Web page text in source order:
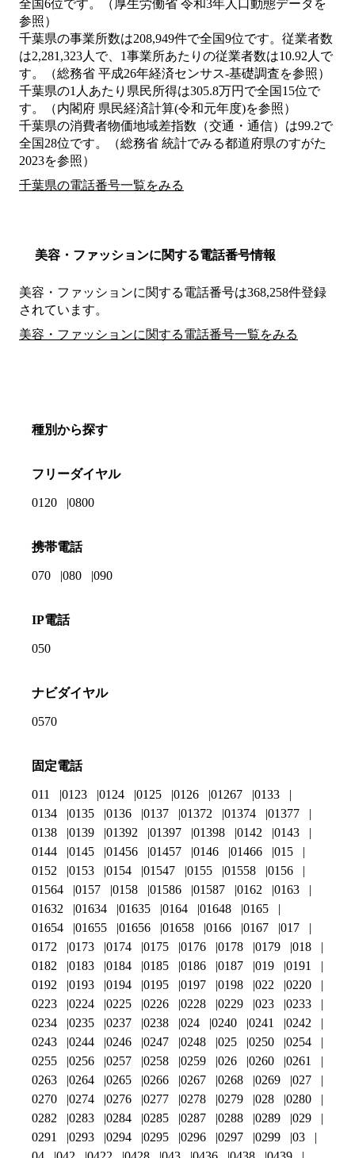
全国6位です。（厚生労働省 令和3年人口動態データを
参照）
千葉県の事業所数は208,949件で全国9位です。従業者数
は2,281,323人で、1事業所あたりの従業者数は10.92人で
す。（総務省 平成26年経済センサス‐基礎調査を参照）
千葉県の1人あたり県民所得は305.8万円で全国15位で
す。（内閣府 県民経済計算(令和元年度)を参照）
千葉県の消費者物価地域差指数（交通・通信）は99.2で
全国28位です。（総務省 統計でみる都道府県のすがた
2023を参照）
千葉県の電話番号一覧をみる
美容・ファッションに関する電話番号情報
美容・ファッションに関する電話番号は368,258件登録
されています。
美容・ファッションに関する電話番号一覧をみる
種別から探す
フリーダイヤル
0120 0800
携帯電話
070 080 090
IP電話
050
ナビダイヤル
0570
固定電話
011 0123 0124 0125 0126 01267
0133
0134
0135 0136 0137 01372 01374
01377
0138
0139 01392 01397 01398 0142
0143
0144
0145 01456 01457 0146 01466
015
0152
0153 0154 01547 0155 01558
0156
01564
0157 0158 01586 01587 0162
0163
01632
01634 01635 0164 01648
0165
01654
01655 01656 01658 0166 0167
017
0172
0173 0174 0175 0176 0178 0179
018
0182
0183 0184 0185 0186 0187 019
0191
0192
0193 0194 0195 0197 0198 022
0220
0223
0224 0225 0226 0228 0229 023
0233
0234
0235 0237 0238 024 0240 0241
0242
0243
0244 0246 0247 0248 025 0250
0254
0255
0256 0257 0258 0259 026 0260
0261
0263
0264 0265 0266 0267 0268 0269
027
0270
0274 0276 0277 0278 0279 028
0280
0282
0283 0284 0285 0287 0288 0289
029
0291
0293 0294 0295 0296 0297 0299
03